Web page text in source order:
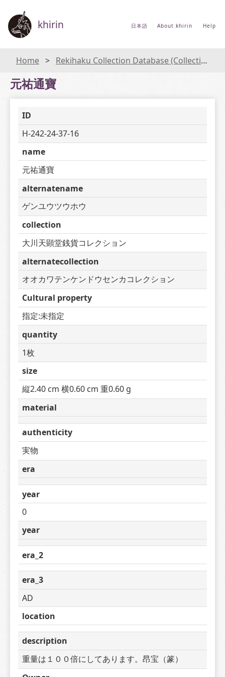
khirin 日本語 About khirin Help
Home Rekihaku Collection Database (Collections Database of the National Museum of Japanese History)
元祐通寶
ID
H-242-24-37-16
name
元祐通寶
alternatename
ゲンユウツウホウ
collection
大川天顕堂銭貨コレクション
alternatecollection
オオカワテンケンドウセンカコレクション
Cultural property
指定:未指定
quantity
1枚
size
縦2.40 cm 横0.60 cm 重0.60 g
material
authenticity
実物
era
year
0
year
era_2
era_3
AD
location
description
重量は１００倍にしてあります。昂宝（篆）